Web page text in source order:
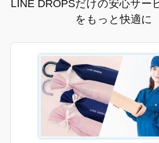
LINE DROPSだけの安心サー
をもっと快適に